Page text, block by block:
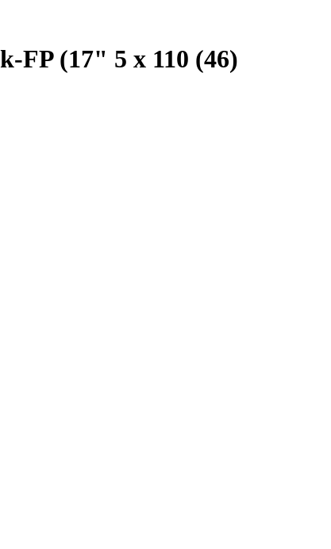
FP (17" 5 x 110 (46)